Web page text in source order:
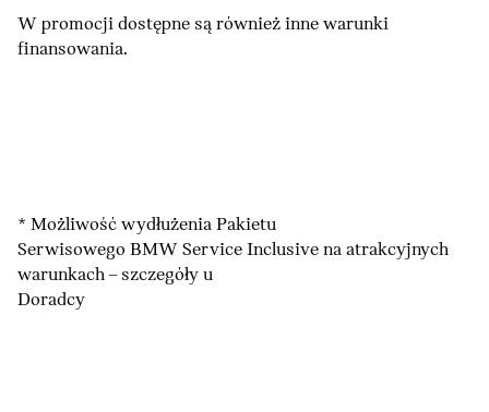
W promocji dostępne są również inne warunki
finansowania.
* Możliwość wydłużenia Pakietu
Serwisowego BMW Service Inclusive na atrakcyjnych
warunkach – szczegóły u
Doradcy